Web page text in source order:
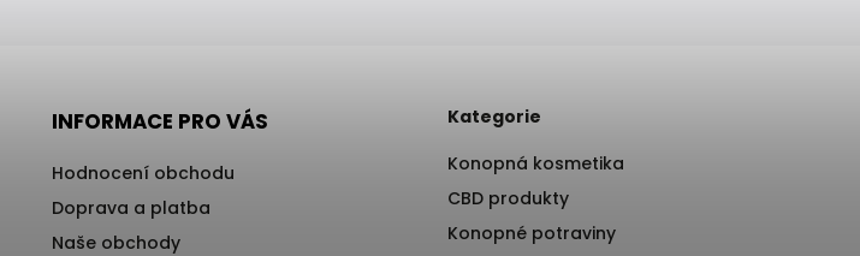
INFORMACE PRO VÁS
Hodnocení obchodu
Doprava a platba
Naše obchody
Kategorie
Konopná kosmetika
CBD produkty
Konopné potraviny